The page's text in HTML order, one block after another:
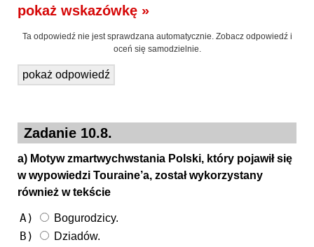
pokaż wskazówkę »
Ta odpowiedź nie jest sprawdzana automatycznie. Zobacz odpowiedź i
oceń się samodzielnie.
pokaż odpowiedź
Zadanie 10.8.
a) Motyw zmartwychwstania Polski, który pojawił się
w wypowiedzi Touraine’a, został wykorzystany
również w tekście
A) Bogurodzicy.
B) Dziadów.